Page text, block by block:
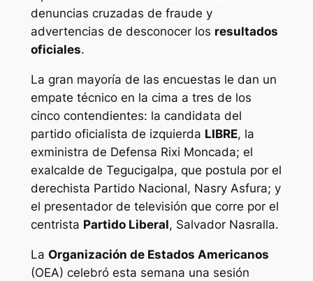
denuncias cruzadas de fraude y
advertencias de desconocer los resultados
oficiales.
La gran mayoría de las encuestas le dan un
empate técnico en la cima a tres de los
cinco contendientes: la candidata del
partido oficialista de izquierda LIBRE, la
exministra de Defensa Rixi Moncada; el
exalcalde de Tegucigalpa, que postula por el
derechista Partido Nacional, Nasry Asfura; y
el presentador de televisión que corre por el
centrista Partido Liberal, Salvador Nasralla.
La Organización de Estados Americanos
(OEA) celebró esta semana una sesión